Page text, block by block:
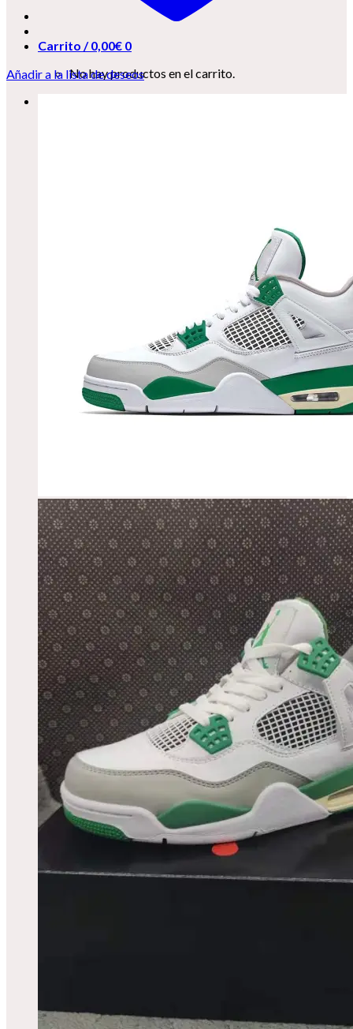
Carrito /0,00€ 0
No hay productos en el carrito.
Añadir a la lista de deseos